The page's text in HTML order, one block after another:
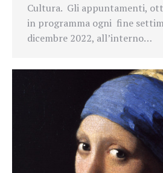
Cultura. Gli appuntamenti,
in programma ogni fine
dicembre 2022, all’interno…